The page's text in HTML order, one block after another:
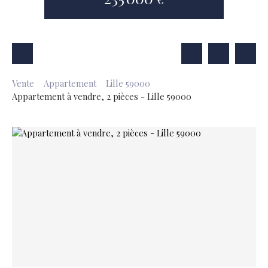
Vente Appartement
Lille 59000
Appartement à vendre, 2 pièces - Lille 59000